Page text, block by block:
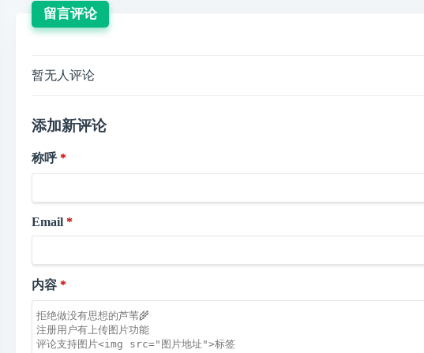
留言评论
暂无人评论
添加新评论
称呼
Email
内容